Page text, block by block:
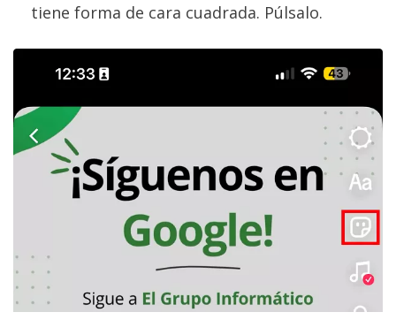
tiene forma de cara cuadrada. Púlsalo.